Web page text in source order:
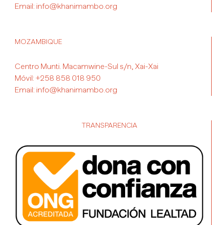
Email: info@khanimambo.org
MOZAMBIQUE
Centro Munti. Macamwine-Sul s/n, Xai-Xai
Móvil: +258 858 018 950
Email: info@khanimambo.org
TRANSPARENCIA